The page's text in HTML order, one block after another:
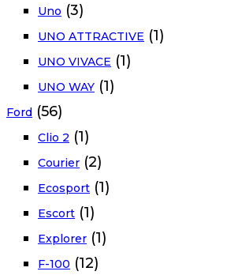
Uno (3)
UNO ATTRACTIVE (1)
UNO VIVACE (1)
UNO WAY (1)
Ford (56)
Clio 2 (1)
Courier (2)
Ecosport (1)
Escort (1)
Explorer (1)
F-100 (12)